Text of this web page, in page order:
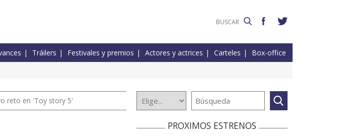
Tráilers Festivales y premios Actores y actrices Carteles Box-office
reto en 'Toy story 5'
PROXIMOS ESTRENOS